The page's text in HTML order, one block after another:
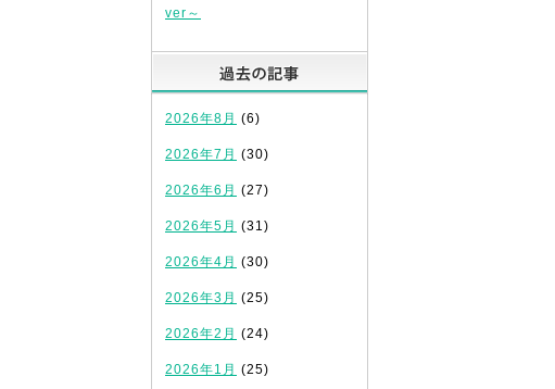
ver～
2026年8月 (6)
2026年7月 (30)
2026年6月 (27)
2026年5月 (31)
2026年4月 (30)
2026年3月 (25)
2026年2月 (24)
2026年1月 (25)